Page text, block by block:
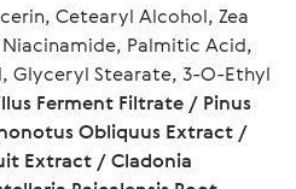
Cetearyl Alcohol, Zea
Palmitic Acid,
Glyceryl Stearate, 3-O-Ethyl
Ferment Filtrate / Pinus
Obliquus Extract /
Extract / Cladonia